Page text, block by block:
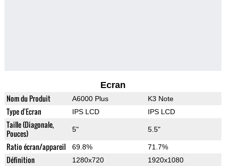
Ecran
Nom du Produit A6000 Plus K3 Note
Type d'Ecran IPS LCD IPS LCD
Taille (Diagonale,
Pouces)
5" 5.5"
Ratio écran/appareil 69.8% 71.7%
Définition 1280x720 1920x1080